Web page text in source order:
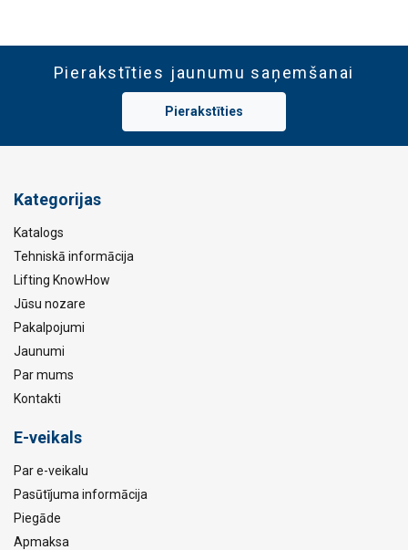
Pierakstīties jaunumu saņemšanai
Pierakstīties
Kategorijas
Katalogs
Tehniskā informācija
Lifting KnowHow
Jūsu nozare
Pakalpojumi
Jaunumi
Par mums
Kontakti
E-veikals
Par e-veikalu
Pasūtījuma informācija
Piegāde
Apmaksa